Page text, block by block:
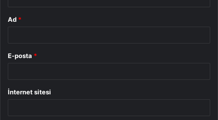
Ad *
E-posta *
İnternet sitesi